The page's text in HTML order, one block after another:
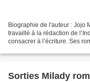
Biographie de l'auteur : Jojo
travaillé à la rédaction de
consacrer à l’écriture. Ses
Sorties Milady